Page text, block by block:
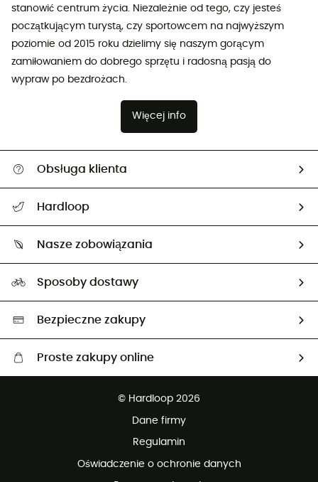
stanowić centrum życia. Niezależnie od tego, czy jesteś
początkującym turystą, czy sportowcem na najwyższym
poziomie od 2015 roku dzielimy się naszym gorącym
zamiłowaniem do dobrego sprzętu i radosną pasją do
wypraw po bezdrożach.
Więcej info
Obsługa klienta
Śledzenie przesyłki
Zwrot artykułów i zwrot środków
Hardloop
Ambasadorzy
Nasze zobowiązania
Neutralność węglowa
Wybrane produkty eko
Sposoby dostawy
Bezpieczne zakupy
Proste zakupy online
100 dni na bezpłatny zwrot
© Hardloop 2026
Dane firmy
Regulamin
Oświadczenie o ochronie danych